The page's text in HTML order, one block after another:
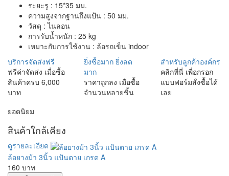
ระยะรู : 15*35 มม.
ความสูงจากฐานถึงแป้น : 50 มม.
วัสดุ : ไนลอน
การรับน้ำหนัก : 25 kg
เหมาะกับการใช้งาน : ล้อรถเข็น indoor
บริการจัดส่งฟรี
ฟรีค่าจัดส่ง เมื่อซื้อ
สินค้าครบ 6,000
บาท
ยิ่งซื้อมาก ยิ่งลด
มาก
ราคาถูกลง เมื่อซื้อ
จำนวนหลายชิ้น
สำหรับลูกค้าองค์กร
คลิกที่นี่ เพื่อกรอก
แบบฟอร์มสั่งซื้อได้
เลย
ยอดนิยม
สินค้าใกล้เคียง
ดูรายละเอียด
ล้อยางม้า 3นิ้ว แป้นตาย เกรด A
160 บาท